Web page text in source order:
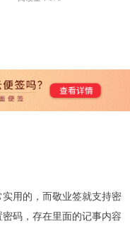
用的，而敬业签就支持密
码，存在里面的记事内容